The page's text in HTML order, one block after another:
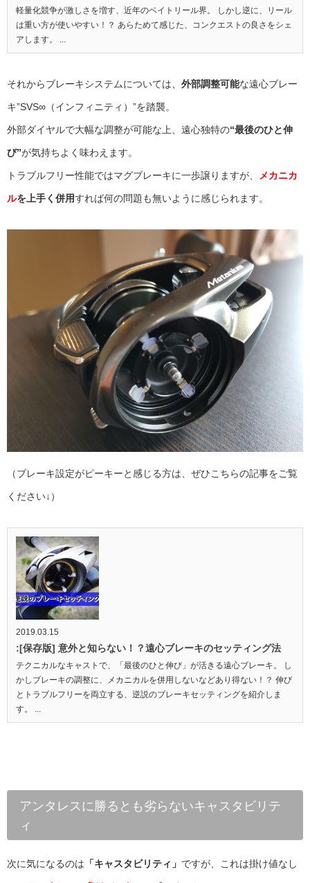
軽量化競争が激しさを増す、近年のベイトリール界。 しかし逆に、リール
は重い方が使いやすい！？ あらためて感じた、コンクエストの良さをシェ
アします。 ...
それからブレーキシステムについては、 外部調整可能な遠心ブレー
キ”SVS∞（インフィニティ）”を踏襲。
外部ダイヤルで大幅な調整が可能な上、遠心独特の“最後のひと伸
び”が気持ちよく味わえます。
トラブルフリー性能ではマグブレーキに一歩譲りますが、 メカニカ
ルを上手く併用すれば何の問題も無いように感じられます。
（ブレーキ設定がピーキーと感じる方は、ぜひこちらの記事をご覧
ください↓）
2019.03.15
:[保存版] 意外と知らない！？遠心ブレーキのセッティング法
テクニカルなキャストで、「最後のひと伸び」が活きる遠心ブレーキ。 し
かしブレーキの調整に、メカニカルを併用しないなどあり得ない！？ 伸び
とトラブルフリーを両立する、逆説のブレーキセッティングを紹介しま
す。 ...
アンタレスに勝るとも劣らないキャスタビリテ
ィ
次に気になるのは 「キャスタビリティ」 ですが、これは掛け値なし